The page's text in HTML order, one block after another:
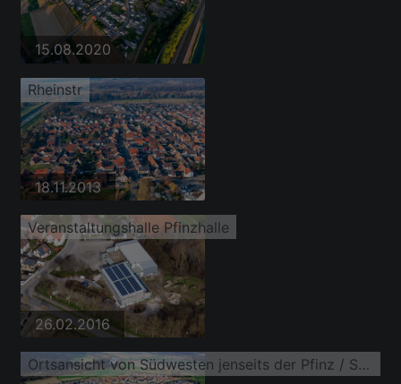
15.08.2020
Rheinstr
18.11.2013
Veranstaltungshalle Pfinzhalle
26.02.2016
Ortsansicht von Südwesten jenseits der Pfinz / Saalbachkanal